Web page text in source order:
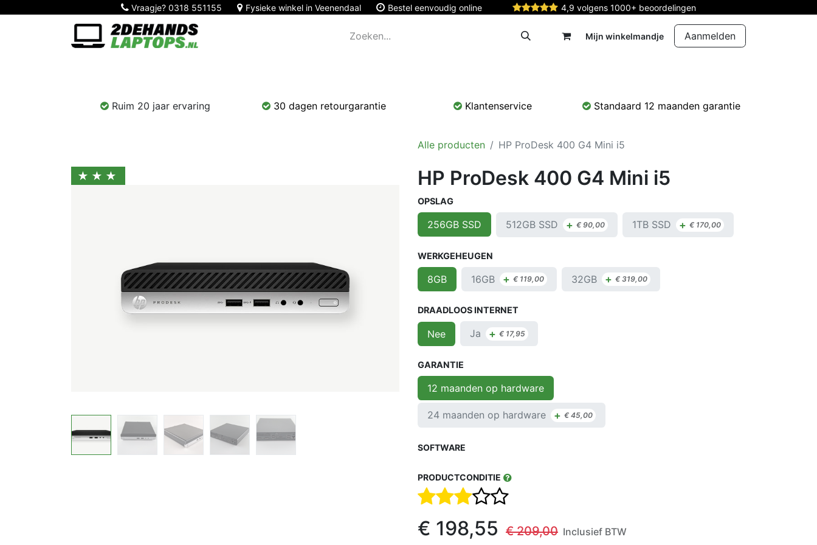
Vraagje? 0318 551155 Fysieke winkel in Veenendaal Bestel eenvoudig online 4,9 volgens 1000+ beoordelingen
Mijn winkelmandje Aanmelden
Ruim 20 jaar ervaring 30 dagen retourgarantie Klantenservice Standaard 12 maanden garantie
Alle producten HP ProDesk 400 G4 Mini i5
★★★ HP ProDesk 400 G4 Mini i5
OPSLAG
256GB SSD 512GB SSD + €90,00 1TB SSD + € 170,00
WERKGEHEUGEN
8GB 16GB + € 119,00 32GB + €319,00
DRAADLOOS INTERNET
Nee Ja + € 17,95
GARANTIE
12 maanden op hardware
24 maanden op hardware + € 45,00
SOFTWARE
PRODUCTCONDITIE
€ 198,55 €209,00 Inclusief BTW